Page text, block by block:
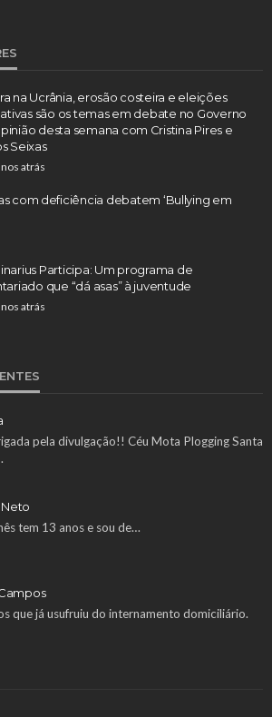
na Ucrânia, erosão costeira e eleições
são os temas em debate no Governo
desta semana com Cristina Pires e
Seixas
atrás
com deficiência debatem ‘Bullying em
Participa: Um programa de
que “dá asas” à juventude
atrás
pela divulgação!! Céu Mota Plogging Santa
Neto
tem 13 anos e sou de…
que já usufruiu do internamento domiciliário.